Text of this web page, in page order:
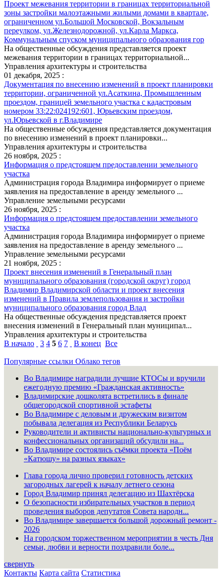
Проект межевания территории в границах территориальной
зоны застройки малоэтажными жилыми домами в квартале,
ограниченном ул.Большой Московской, Вокзальным
переулком, ул.Железнодорожной, ул.Карла Маркса,
Коммунальным спуском муниципального образования гор
На общественные обсуждения представляется проект
межевания территории в границах территориальной...
Управления архитектуры и строительства
01 декабря, 2025 :
Документация по внесению изменений в проект планировки
территории, ограниченной ул.Асаткина, Промышленным
проездом, границей земельного участка с кадастровым
номером 33:22:024192:601, Юрьевским проездом,
ул.Юрьевской в г.Владимире
На общественные обсуждения представляется документация
по внесению изменений в проект планировки...
Управления архитектуры и строительства
26 ноября, 2025 :
Информация о предстоящем предоставлении земельного
участка
Администрация города Владимира информирует о приеме
заявления на предоставление в аренду земельного ...
Управление земельными ресурсами
26 ноября, 2025 :
Информация о предстоящем предоставлении земельного
участка
Администрация города Владимира информирует о приеме
заявления на предоставление в аренду земельного ...
Управление земельными ресурсами
21 ноября, 2025 :
Проект внесения изменений в Генеральный план
муниципального образования (городской округ) город
Владимир Владимирской области и проект внесения
изменений в Правила землепользования и застройки
муниципального образования город Влад
На общественные обсуждения представляется проект
внесения изменений в Генеральный план муниципал...
Управления архитектуры и строительства
В начало
3 4 5 6 7 В конец Все
Популярные ссылки Облако тегов
Во Владимире наградили лучшие КТОСы и вручили
ежегодную премию «Гражданская активность»
Владимирские дошколята встретились в финале
общегородской спортивной эстафеты
Во Владимире с деловым и дружеским визитом
побывала делегация из Республики Беларусь
Руководители и активисты национально-культурных и
конфессиональных организаций обсудили на...
Во Владимире состоялись съёмки проекта «Поём
«Катюшу» на разных языках»
Глава города лично проверил готовность детских
загородных лагерей к началу летнего сезона
Город Владимир принял делегацию из Шахтёрска
О безопасности избирательных участков в период
проведения выборов депутатов Совета народн...
Во Владимире завершается большой дорожный ремонт -
2026
На городском торжественном мероприятии в честь Дня
семьи, любви и верности поздравили боле...
свернуть
Контакты Карта сайта Статистика